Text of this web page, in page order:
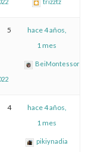
trizztz
5
hace 4 años,
1 mes
BeiMontessorizate
4
hace 4 años,
1 mes
pikiynadia